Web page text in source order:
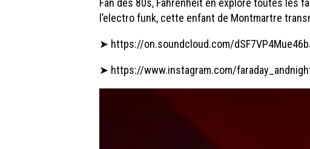
Fan des 80s, Fahrenheit en explore toutes les
l’electro funk, cette enfant de Montmartre
➤ https://on.soundcloud.com/
➤ https://www.instagram.com/